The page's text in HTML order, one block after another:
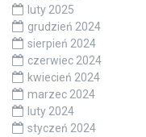
luty 2025
grudzień 2024
sierpień 2024
czerwiec 2024
kwiecień 2024
marzec 2024
luty 2024
styczeń 2024